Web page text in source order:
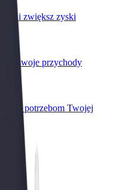
i zwiększ zyski
swoje przychody
potrzebom Twojej